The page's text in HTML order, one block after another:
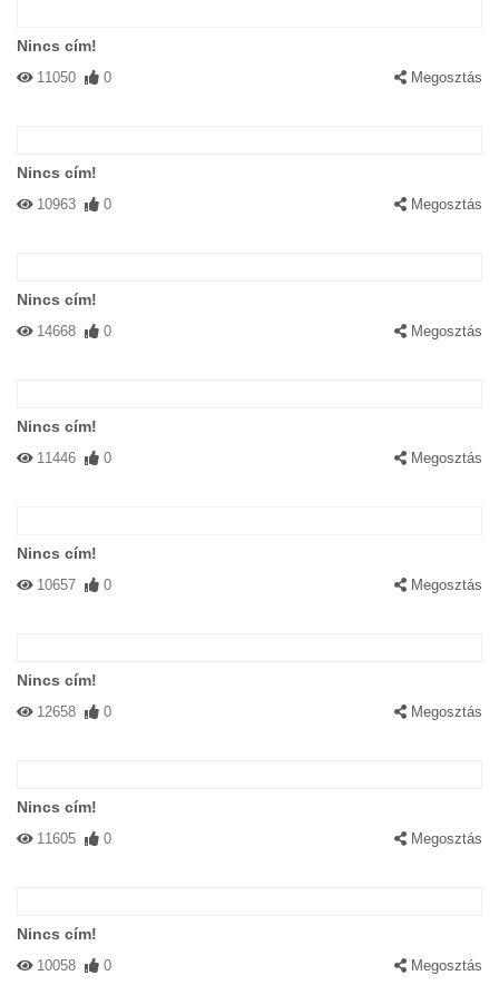
Nincs cím!
11050 0 Megosztás
Nincs cím!
10963 0 Megosztás
Nincs cím!
14668 0 Megosztás
Nincs cím!
11446 0 Megosztás
Nincs cím!
10657 0 Megosztás
Nincs cím!
12658 0 Megosztás
Nincs cím!
11605 0 Megosztás
Nincs cím!
10058 0 Megosztás